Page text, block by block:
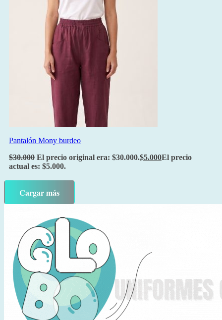
Pantalón Mony burdeo
$30.000 El precio original era: $30.000.$5.000El precio
actual es: $5.000.
Cargar más